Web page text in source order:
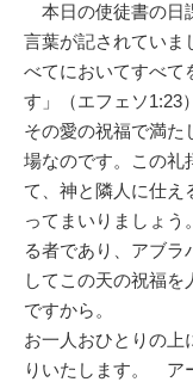
本日の使徒書の日
言葉が記されていま
べてにおいてすべて
す」（エフェソ1:23
その愛の祝福で満た
場なのです。この礼
て、神と隣人に仕え
ってまいりましょう
る者であり、アブラ
してこの天の祝福
ですから。
お一人おひとりの上
りいたします。 ア